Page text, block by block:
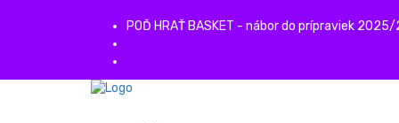
POĎ HRAŤ BASKET - nábor do prípraviek